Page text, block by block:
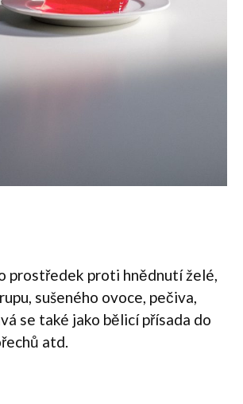
prostředek proti hnědnutí želé,
sušeného ovoce, pečiva,
se také jako bělicí přísada do
atd.